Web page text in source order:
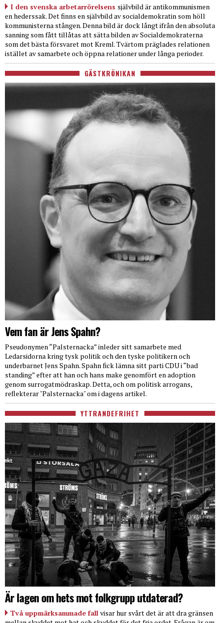
I den svenska arbetarrörelsens självbild är antikommunismen
en hederssak. Det finns en självbild av socialdemokratin som höll
kommunisterna stången. Denna bild är dock långt ifrån den absoluta
sanning som fått tillåtas att sätta bilden av Socialdemokraterna
som det bästa försvaret mot Kreml. Tvärtom präglades relationen
istället av samarbete och öppna relationer under långa perioder.
GÄSTKRÖNIKAN
Vem fan är Jens Spahn?
Pseudonymen “Palsternacka” inleder sitt samarbete med
Ledarsidorna kring tysk politik och den tyske politikern och
underbarnet Jens Spahn. Spahn fick lämna sitt parti CDU i “bad
standing” efter att han och hans make genomfört en adoption
genom surrogatmödraskap. Detta, och om politisk arrogans,
reflekterar "Palsternacka" om i dagens artikel.
YTTRANDEFRIHET
Är lagen om hets mot folkgrupp utdaterad?
Två uppmärksammade fall visar hur svårt det är att dra gränsen